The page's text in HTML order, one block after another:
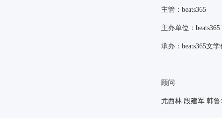
主管：beats365
主办单位：beats365
承办：beats365文
顾问
尤西林 段建军 韩鲁